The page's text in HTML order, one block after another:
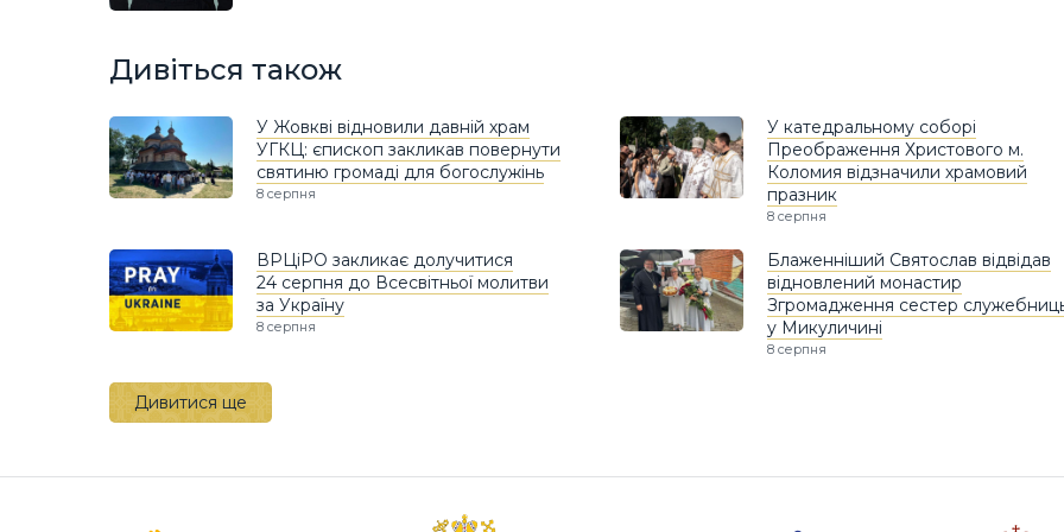
Дивіться також
У Жовкві відновили давній храм
УГКЦ: єпископ закликав повернути
святиню громаді для богослужінь
8 серпня
У катедральному соборі
Преображення Христового м.
Коломия відзначили храмовий
празник
8 серпня
ВРЦіРО закликає долучитися
24 серпня до Всесвітньої молитви
за Україну
8 серпня
Блаженніший Святослав відвідав
відновлений монастир
Згромадження сестер
у Микуличині
8 серпня
Дивитися ще